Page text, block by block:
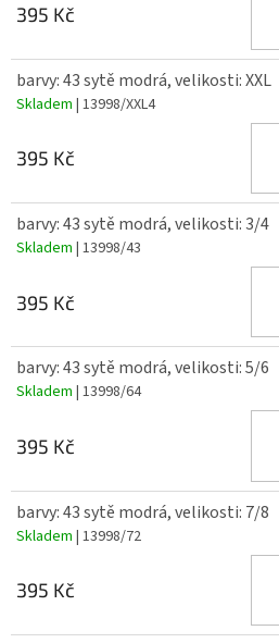
395 Kč
barvy: 43 sytě modrá, velikosti: XXL
Skladem | 13998/XXL4
395 Kč
barvy: 43 sytě modrá, velikosti: 3/4
Skladem | 13998/43
395 Kč
barvy: 43 sytě modrá, velikosti: 5/6
Skladem | 13998/64
395 Kč
barvy: 43 sytě modrá, velikosti: 7/8
Skladem | 13998/72
395 Kč